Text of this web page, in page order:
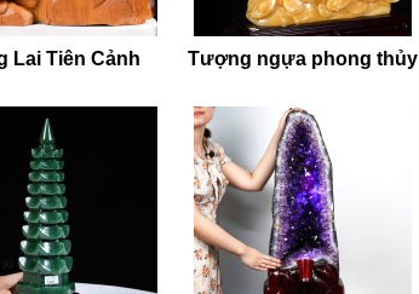
Lai Tiên Cảnh Tượng ngựa phong thủy